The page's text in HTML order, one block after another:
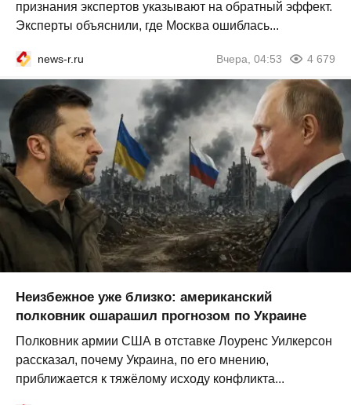
признания экспертов указывают на обратный эффект.
Эксперты объяснили, где Москва ошиблась...
news-r.ru Вчера, 04:53 4 679
Неизбежное уже близко: американский
полковник ошарашил прогнозом по Украине
Полковник армии США в отставке Лоуренс Уилкерсон
рассказал, почему Украина, по его мнению,
приближается к тяжёлому исходу конфликта...